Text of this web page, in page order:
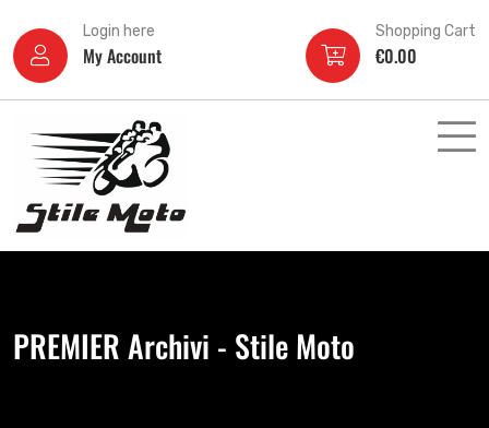
Login here
My Account
Shopping Cart
€0.00
PREMIER Archivi - Stile Moto